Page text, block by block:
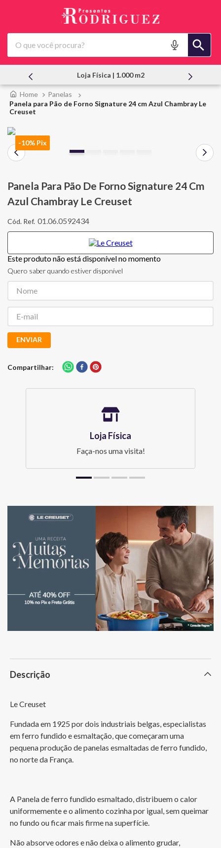
O que você procura?
Loja Física | 1.000 m2
Panelas
Panela para Pão de Forno Signature 24 cm Azul Chambray Le
Creuset
-10% Pix
Panela Para Pão De Forno Signature 24 Cm
Azul Chambray Le Creuset
01.06.0592434
Este produto não está disponível no momento
Quero saber quando estiver disponível
ENVIAR
Compartilhar
Loja Física
Faça-nos uma visita!
Descrição
Le Creuset
Fundada em 1925 por dois industriais belgas, especialistas
em ferro fundido e esmaltação, que começaram uma
pequena produção de panelas esmaltadas de ferro fundido,
no norte da França.
A Panela de ferro fundido esmaltado, distribuem o calor
uniformemente e o alimento cozinha por igual, sem queimar
no fundo ou ficar mais firme na superfície.
Não absorve odores e não deixa o alimento grudar,